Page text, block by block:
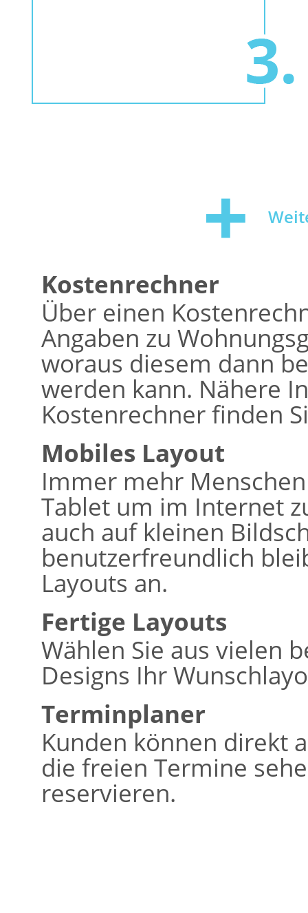
Kostenrechner
Über einen
Angaben zu
woraus diesem dann
werden kann. Nähere
Kostenrechner finden
Mobiles Layout
Immer mehr
Tablet um im Internet
auch auf kleinen
benutzerfreundlich
Layouts an.
Fertige Layouts
Wählen Sie aus vielen
Designs Ihr
Terminplaner
Kunden können direkt
die freien Termine
reservieren.